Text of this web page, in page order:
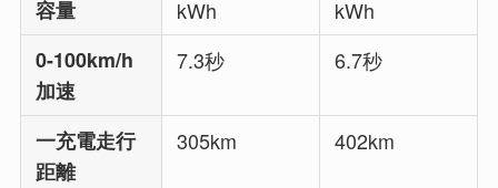
容量 kWh
kWh
0-100km/h
加速
7.3秒 6.7秒
一充電走行
距離
305km 402km